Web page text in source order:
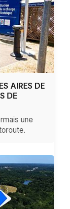
AIRES DE
DE
une